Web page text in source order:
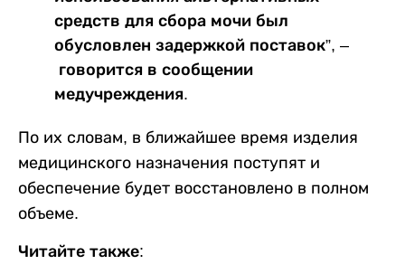
средств для сбора мочи был
обусловлен задержкой поставок”, –
говорится в сообщении
медучреждения.
По их словам, в ближайшее время изделия
медицинского назначения поступят и
обеспечение будет восстановлено в полном
объеме.
Читайте также: